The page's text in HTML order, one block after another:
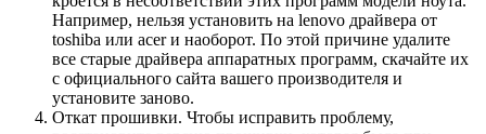
Например, нельзя установить на lenovo драйвера от
toshiba или acer и наоборот. По этой причине удалите
все старые драйвера аппаратных программ, скачайте их
с официального сайта вашего производителя и
установите заново.
Откат прошивки. Чтобы исправить проблему,